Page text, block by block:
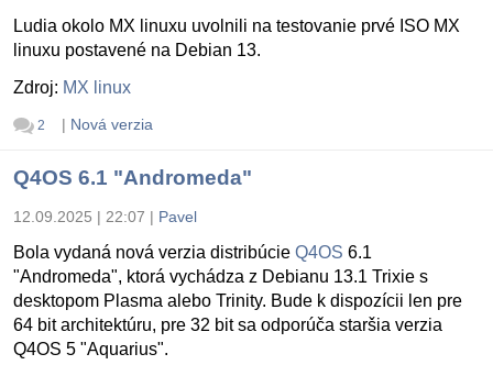
Ludia okolo MX linuxu uvolnili na testovanie prvé ISO MX
linuxu postavené na Debian 13.
Zdroj: MX linux
2 | Nová verzia
Q4OS 6.1 "Andromeda"
12.09.2025 | 22:07 | Pavel
Bola vydaná nová verzia distribúcie Q4OS 6.1
"Andromeda", ktorá vychádza z Debianu 13.1 Trixie s
desktopom Plasma alebo Trinity. Bude k dispozícii len pre
64 bit architektúru, pre 32 bit sa odporúča staršia verzia
Q4OS 5 "Aquarius".